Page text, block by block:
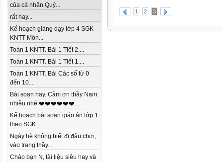
của cá nhân Quý...
rất hay...
Kế hoạch giảng dạy lớp 4 SGK -
KNTT Môn...
Toán 1 KNTT. Bài 1 Tiết 2....
Toán 1 KNTT. Bài 1 Tiết 1....
Toán 1 KNTT. Bài Các số từ 0
đến 10...
Bài soạn hay. Cảm ơn thầy Nam
nhiều nhé ❤️❤️❤️❤️❤️❤️...
Kế hoạch bài soạn giáo án lớp 1
theo SGK...
Ngày hè không biết đi đâu chơi,
vào trang thầy...
Chào bạn N, tài liệu siêu hay và
1 2 3